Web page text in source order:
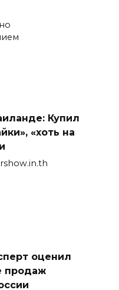
Купил
«хоть на
оценил
продаж